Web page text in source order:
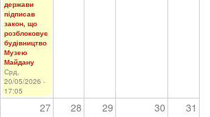
держави
підписав
закон, що
розблоковує
будівництво
Музею
Майдану
Срд,
20/05/2026 -
17:05
27 28 29 30 31